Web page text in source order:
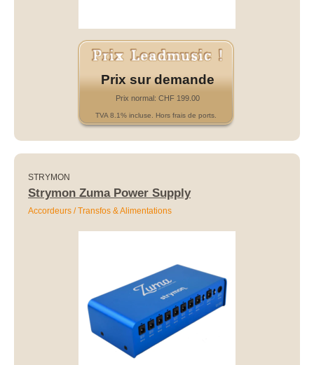
Prix sur demande
Prix normal: CHF 199.00
TVA 8.1% incluse. Hors frais de ports.
STRYMON
Strymon Zuma Power Supply
Accordeurs / Transfos & Alimentations